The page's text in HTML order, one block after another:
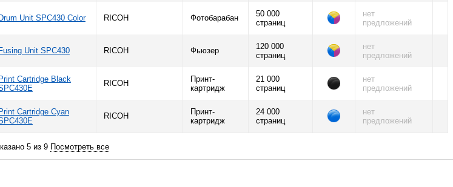
Drum Unit SPC430 Color RICOH Фотобарабан
50 000
страниц
нет
предложений
Fusing Unit SPC430 RICOH Фьюзер
120 000
страниц
нет
предложений
Print Cartridge Black
RICOH
Принт-
картридж
21 000
страниц
нет
предложений
Print Cartridge Cyan
RICOH
Принт-
картридж
24 000
страниц
нет
предложений
5 из 9 Посмотреть все